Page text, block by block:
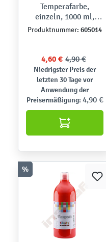
Temperafarbe,
einzeln, 1000 ml,
weiß
Produktnummer: 605014
4,60 € 4,90 €
Niedrigster Preis der
letzten 30 Tage vor
Anwendung der
Preisermäßigung: 4,90 €
%